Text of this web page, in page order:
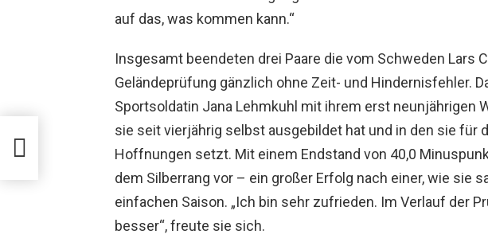
auf das, was kommen kann.“
Insgesamt beendeten drei Paare die vom Schweden Lars
Geländeprüfung gänzlich ohne Zeit- und Hindernisfehler.
Sportsoldatin Jana Lehmkuhl mit ihrem erst neunjährigen
sie seit vierjährig selbst ausgebildet hat und in den sie für
Hoffnungen setzt. Mit einem Endstand von 40,0
dem Silberrang vor – ein großer Erfolg nach einer, wie sie
einfachen Saison. „Ich bin sehr zufrieden. Im Verlauf der
besser“, freute sie sich.